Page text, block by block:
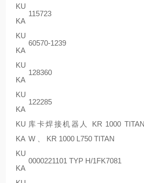
KU
KA
115723
KU
KA
60570-1239
KU
KA
128360
KU
KA
122285
KU
KA
库卡焊接机器人 KR 1000
W 、 KR 1000 L750 TITAN
KU
KA
0000221101 TYP H/1FK7081